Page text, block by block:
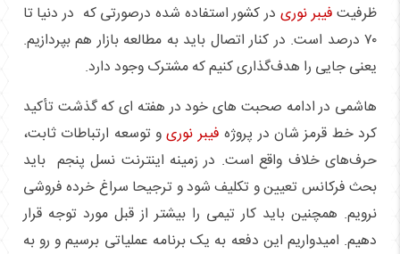
ظرفیتفیبر نوری در کشور استفاده شده درصورتی که در دنیا تا
۷۰ درصد است. در کنار اتصال باید به مطالعه بازار هم بپردازیم.
یعنی جایی را هدف‌گذاری کنیم که مشترک وجود دارد.
هاشمی در ادامه صحبت های خود در هفته ای که گذشت تأکید
کرد خط قرمز شان در پروژه فیبر نوریو توسعه ارتباطات ثابت،
حرف‌های خلاف واقع است. در زمینه اینترنت نسل پنجم باید
بحث فرکانس تعیین و تکلیف شود و ترجیحا سراغ خرده فروشی
نرویم. همچنین باید کار تیمی را بیشتر از قبل مورد توجه قرار
دهیم. امیدواریم این دفعه به یک برنامه عملیاتی برسیم و رو به